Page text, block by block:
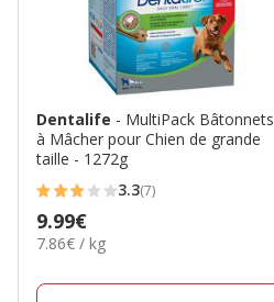
Dentalife - MultiPack Bâtonnets
à Mâcher pour Chien de grande
taille - 1272g
3.3
étoiles
avec
7
3.3(7)
Prix
9.99€
9.99€
7.86€
Kg
7.86€ / kg